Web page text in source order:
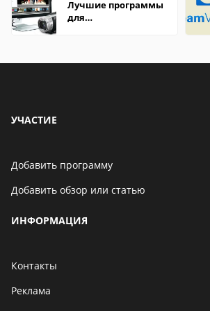
Лучшие программы
для
УЧАСТИЕ
Добавить программу
Добавить обзор или статью
ИНФОРМАЦИЯ
Контакты
Реклама